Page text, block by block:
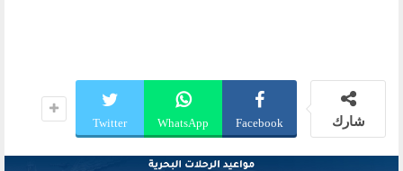
شارك Facebook
WhatsApp
Twitter